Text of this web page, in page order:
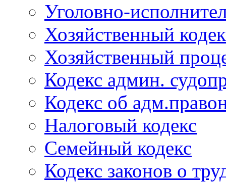
Уголовно-
Хозяйственный
Хозяйственный
Кодекс админ.
Кодекс об
Налоговый кодекс
Семейный кодекс
Кодекс законов о